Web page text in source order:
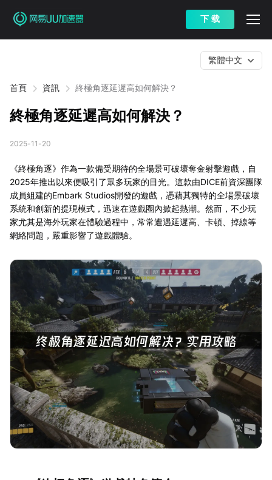
下 载
首頁 資訊 終極角逐延遲高如何解決？
繁體中文
終極角逐延遲高如何解決？
2025-11-20
《終極角逐》作為一款備受期待的全場景可破壞奪金射擊遊戲，自
2025年推出以來便吸引了眾多玩家的目光。這款由DICE前資深團隊
成員組建的Embark Studios開發的遊戲，憑藉其獨特的全場景破壞
系統和創新的提現模式，迅速在遊戲圈內掀起熱潮。然而，不少玩
家尤其是海外玩家在體驗過程中，常常遭遇延遲高、卡頓、掉線等
網絡問題，嚴重影響了遊戲體驗。